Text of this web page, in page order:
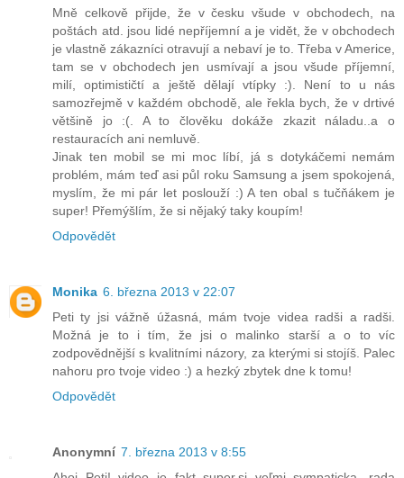
Mně celkově přijde, že v česku všude v obchodech, na
poštách atd. jsou lidé nepříjemní a je vidět, že v obchodech
je vlastně zákazníci otravují a nebaví je to. Třeba v Americe,
tam se v obchodech jen usmívají a jsou všude příjemní,
milí, optimističtí a ještě dělají vtípky :). Není to u nás
samozřejmě v každém obchodě, ale řekla bych, že v drtivé
většině jo :(. A to člověku dokáže zkazit náladu..a o
restauracích ani nemluvě.
Jinak ten mobil se mi moc líbí, já s dotykáčemi nemám
problém, mám teď asi půl roku Samsung a jsem spokojená,
myslím, že mi pár let poslouží :) A ten obal s tučňákem je
super! Přemýšlím, že si nějaký taky koupím!
Odpovědět
Monika 6. března 2013 v 22:07
Peti ty jsi vážně úžasná, mám tvoje videa radši a radši.
Možná je to i tím, že jsi o malinko starší a o to víc
zodpovědnější s kvalitními názory, za kterými si stojíš. Palec
nahoru pro tvoje video :) a hezký zbytek dne k tomu!
Odpovědět
Anonymní 7. března 2013 v 8:55